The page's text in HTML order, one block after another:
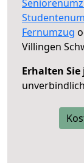
Fernumzug
Villingen
Erhalten